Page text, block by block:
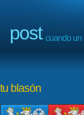
post cuando un
tu blasón